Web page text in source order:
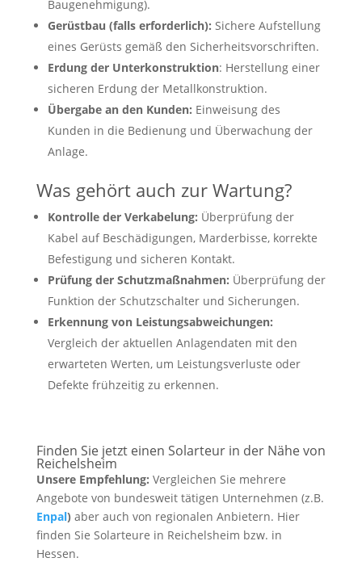
Baugenehmigung).
Gerüstbau (falls erforderlich): Sichere Aufstellung
eines Gerüsts gemäß den Sicherheitsvorschriften.
Erdung der Unterkonstruktion: Herstellung einer
sicheren Erdung der Metallkonstruktion.
Übergabe an den Kunden: Einweisung des
Kunden in die Bedienung und Überwachung der
Anlage.
Was gehört auch zur Wartung?
Kontrolle der Verkabelung: Überprüfung der
Kabel auf Beschädigungen, Marderbisse, korrekte
Befestigung und sicheren Kontakt.
Prüfung der Schutzmaßnahmen: Überprüfung der
Funktion der Schutzschalter und Sicherungen.
Erkennung von Leistungsabweichungen:
Vergleich der aktuellen Anlagendaten mit den
erwarteten Werten, um Leistungsverluste oder
Defekte frühzeitig zu erkennen.
Finden Sie jetzt einen Solarteur in der Nähe von
Reichelsheim
Unsere Empfehlung: Vergleichen Sie mehrere
Angebote von bundesweit tätigen Unternehmen (z.B.
Enpal) aber auch von regionalen Anbietern. Hier
finden Sie Solarteure in Reichelsheim bzw. in
Hessen.